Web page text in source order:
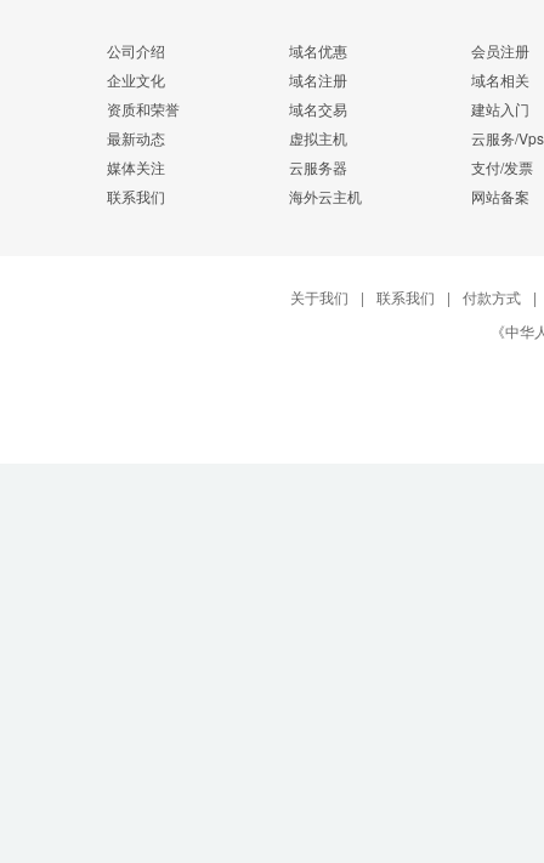
公司介绍
企业文化
资质和荣誉
最新动态
媒体关注
联系我们
域名优惠
域名注册
域名交易
虚拟主机
云服务器
海外云主机
会员注册
域名相关
建站入门
云服务/Vps
支付/发票
网站备案
关于我们 | 联系我们 | 付款方式
|
《中